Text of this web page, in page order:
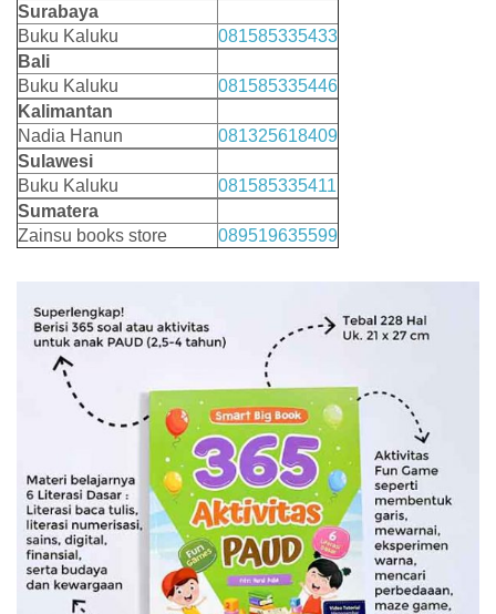
Surabaya
Buku Kaluku
081585335433
Bali
Buku Kaluku
081585335446
Kalimantan
Nadia Hanun
081325618409
Sulawesi
Buku Kaluku
081585335411
Sumatera
Zainsu books store
089519635599